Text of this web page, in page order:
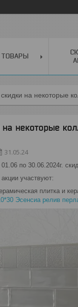
ТОВАРЫ
на некоторые
некоторые
31.05.24
по 30.06.2024г.
акции участвуют:
плитка и
Эсенсиа релив